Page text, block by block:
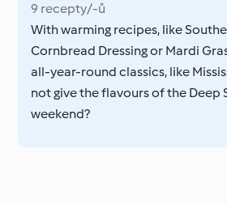
9 recepty/-ů
With warming recipes, like
Cornbread Dressing or Mardi
all-year-round classics, like
not give the flavours of the Deep
weekend?